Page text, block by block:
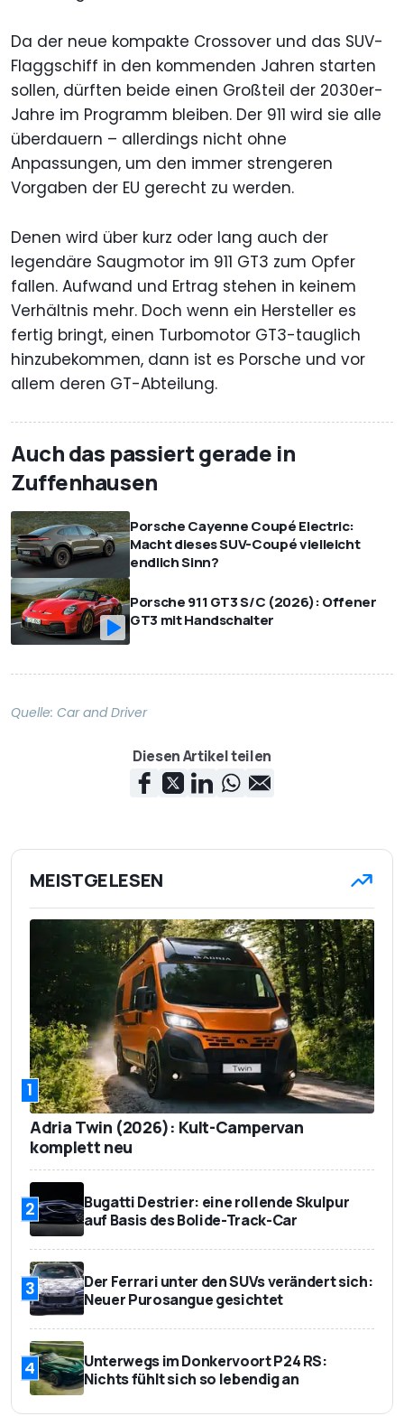
Da der neue kompakte Crossover und das SUV-
Flaggschiff in den kommenden Jahren starten
sollen, dürften beide einen Großteil der 2030er-
Jahre im Programm bleiben. Der 911 wird sie alle
überdauern – allerdings nicht ohne
Anpassungen, um den immer strengeren
Vorgaben der EU gerecht zu werden.
Denen wird über kurz oder lang auch der
legendäre Saugmotor im 911 GT3 zum Opfer
fallen. Aufwand und Ertrag stehen in keinem
Verhältnis mehr. Doch wenn ein Hersteller es
fertig bringt, einen Turbomotor GT3-tauglich
hinzubekommen, dann ist es Porsche und vor
allem deren GT-Abteilung.
Auch das passiert gerade in
Zuffenhausen
Porsche Cayenne Coupé Electric:
Macht dieses SUV-Coupé vielleicht
endlich Sinn?
Porsche 911 GT3 S/C (2026): Offener
GT3 mit Handschalter
Quelle: Car and Driver
Diesen Artikel teilen
MEISTGELESEN
1
Adria Twin (2026): Kult-Campervan
komplett neu
2
Bugatti Destrier: eine rollende Skulpur
auf Basis des Bolide-Track-Car
3
Der Ferrari unter den SUVs verändert sich:
Neuer Purosangue gesichtet
4
Unterwegs im Donkervoort P24 RS:
Nichts fühlt sich so lebendig an